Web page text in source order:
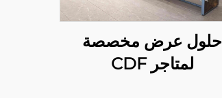
حلول عرض مخصصة
لمتاجر CDF